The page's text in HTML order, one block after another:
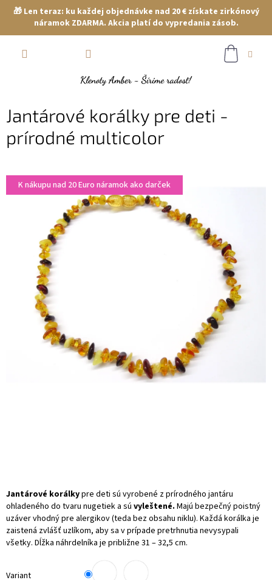
🎁 Len teraz: ku každej objednávke nad 20 € získate zirkónový
náramok ZDARMA. Akcia platí do vypredania zásob.
Jantárové korálky pre deti -
prírodné multicolor
K nákupu nad 20 Euro náramok ako darček
Variant
Jantárové korálkypre deti sú vyrobené z prírodného jantáru
ohladeného do tvaru nugetiek a sú vyleštené. Majú bezpečný poistný
uzáver vhodný pre alergikov (teda bez obsahu niklu). Každá korálka je
zaistená zvlášť uzlíkom, aby sa v prípade pretrhnutia nevysypali
všetky. Dĺžka náhrdelníka je približne 31 – 32,5 cm.